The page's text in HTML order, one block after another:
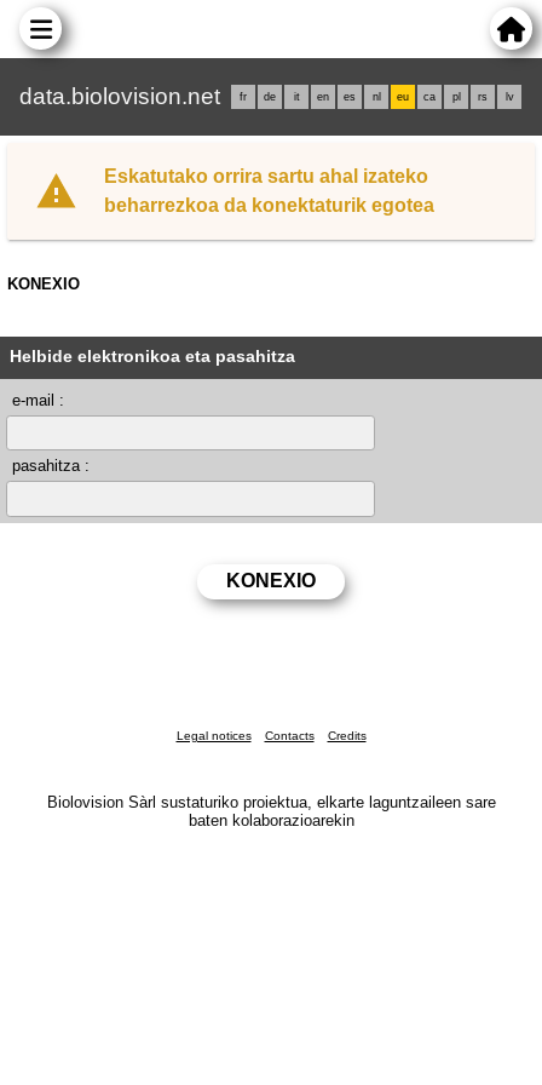
data.biolovision.net fr de it en es nl eu ca pl rs lv
Eskatutako orrira sartu ahal izateko
beharrezkoa da konektaturik egotea
KONEXIO
Helbide elektronikoa eta pasahitza
e-mail :
pasahitza :
Legal notices Contacts Credits
Biolovision Sàrl sustaturiko proiektua, elkarte laguntzaileen sare
baten kolaborazioarekin